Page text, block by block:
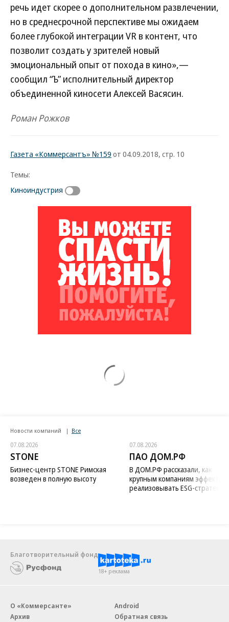
речь идет скорее о дополнительном развлечении,
но в среднесрочной перспективе мы ожидаем
более глубокой интеграции VR в контент, что
позволит создать у зрителей новый
эмоциональный опыт от похода в кино»,—
сообщил “Ъ” исполнительный директор
объединенной киносети Алексей Васясин.
Роман Рожков
Газета «Коммерсантъ» №159 от 04.09.2018, стр. 10
Темы:
Киноиндустрия
Новости компаний Все
07.08.2026
STONE
Бизнес-центр STONE Римская
возведен в полную высоту
07.08.2026
ПАО ДОМ.РФ
В ДОМ.РФ рассказали, как
крупным компаниям
реализовывать ESG-стратегию
Благотворительный фонд
18+ реклама
О «Коммерсанте»
Архив
Android
Обратная связь